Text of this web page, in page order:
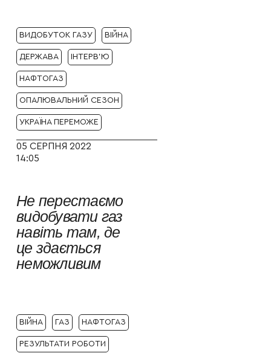
ВИДОБУТОК ГАЗУ ВІЙНА
ДЕРЖАВА ІНТЕРВ'Ю
НАФТОГАЗ
ОПАЛЮВАЛЬНИЙ СЕЗОН
УКРАЇНА ПЕРЕМОЖЕ
05 СЕРПНЯ 2022
14:05
Не перестаємо
видобувати газ
навіть там, де
це здається
неможливим
ВІЙНА ГАЗ НАФТОГАЗ
РЕЗУЛЬТАТИ РОБОТИ